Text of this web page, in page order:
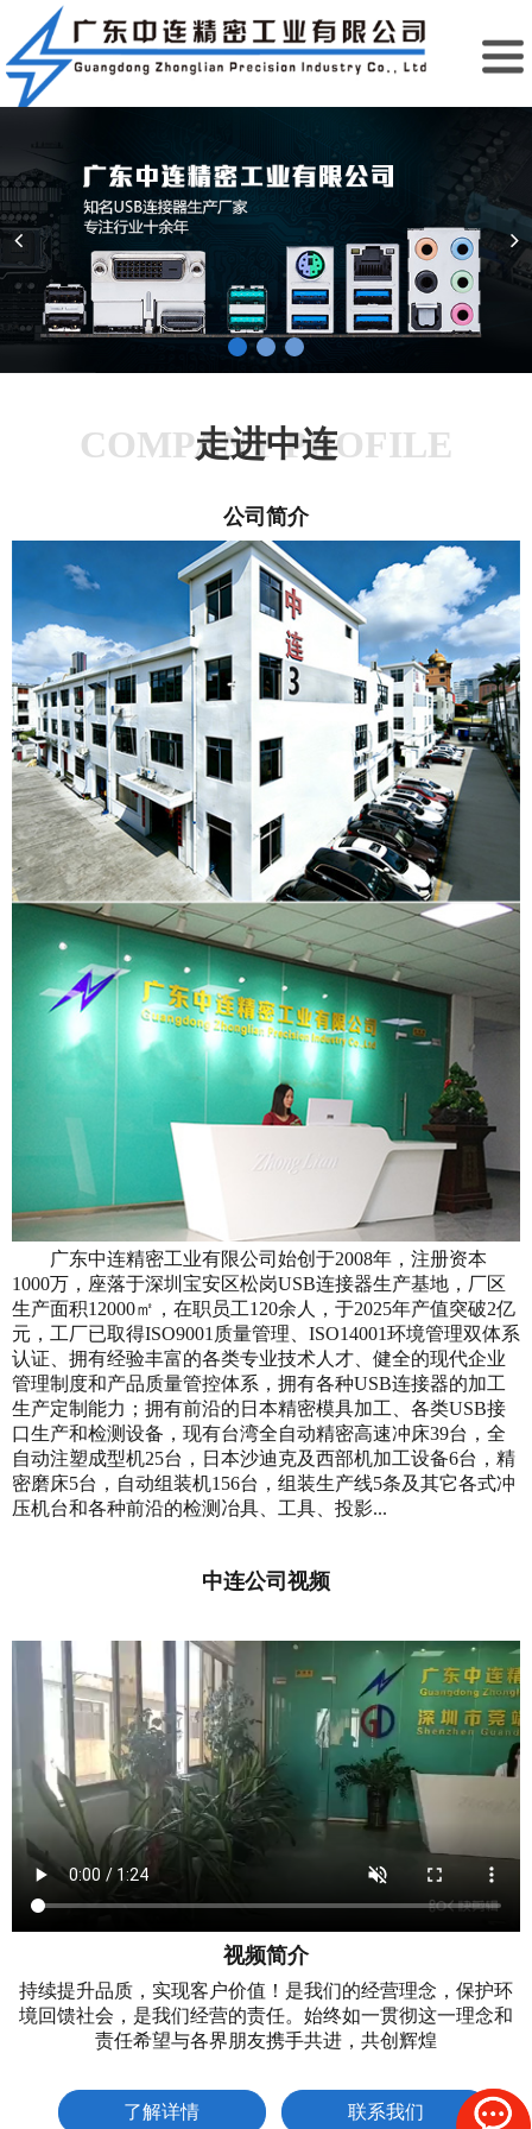
COMPANY PROFILE
走进中连
公司简介
广东中连精密工业有限公司始创于2008年，注册资本
1000万，座落于深圳宝安区松岗USB连接器生产基地，厂区
生产面积12000㎡，在职员工120余人，于2025年产值突破2亿
元，工厂已取得ISO9001质量管理、ISO14001环境管理双体系
认证、拥有经验丰富的各类专业技术人才、健全的现代企业
管理制度和产品质量管控体系，拥有各种USB连接器的加工
生产定制能力；拥有前沿的日本精密模具加工、各类USB接
口生产和检测设备，现有台湾全自动精密高速冲床39台，全
自动注塑成型机25台，日本沙迪克及西部机加工设备6台，精
密磨床5台，自动组装机156台，组装生产线5条及其它各式冲
压机台和各种前沿的检测冶具、工具、投影...
中连公司视频
视频简介
持续提升品质，实现客户价值！是我们的经营理念，保护环
境回馈社会，是我们经营的责任。始终如一贯彻这一理念和
责任希望与各界朋友携手共进，共创辉煌
了解详情 联系我们